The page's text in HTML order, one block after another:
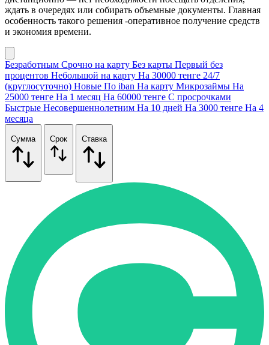
ждать в очередях или собирать объемные документы. Главная
особенность такого решения -оперативное получение средств
и экономия времени.
Безработным Срочно на карту Без карты Первый без
процентов Небольшой на карту На 30000 тенге 24/7
(круглосуточно) Новые По iban На карту Микрозаймы На
25000 тенге На 1 месяц На 60000 тенге С просрочками
Быстрые Несовершеннолетним На 10 дней На 3000 тенге На 4
месяца
Сумма Срок Ставка